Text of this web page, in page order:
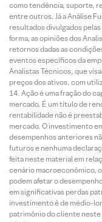
como tendência, suporte,
entre outros. Já a Análise
resultados divulgados
forma, as opiniões dos
retornos dadas as
eventos específicos da
Analistas Técnicos, que
preços dos ativos, com
Ação é uma fração do
mercado. É um título de
rentabilidade não é
mercado. O investimento
desempenhos anteriores
futuros e nenhuma
feita neste material em
cenário macroeconômico,
podem afetar o
em significativas perdas
investimento é de médio-
patrimônio do cliente